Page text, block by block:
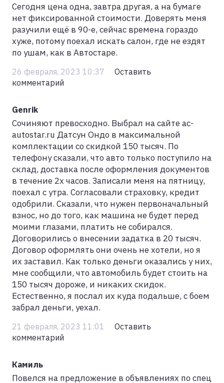
Сегодня цена одна, завтра другая, а на бумаге
нет фиксированной стоимости. Доверять меня
разучили ещё в 90-е, сейчас времена гораздо
хуже, потому поехал искать салон, где не ездят
по ушам, как в Автостаре.
26 февраля, 2023 10:37
Оставить
комментарий
Genrik
Сочиняют превосходно. Выбрал на сайте ac-
autostar.ru Датсун Ондо в максимальной
комплектации со скидкой 150 тысяч. По
телефону сказали, что авто только поступило на
склад, доставка после оформления документов
в течение 2х часов. Записали меня на пятницу,
поехал с утра. Согласовали страховку, кредит
одобрили. Сказали, что нужен первоначальный
взнос, но до того, как машина не будет перед
моими глазами, платить не собирался.
Договорились о внесении задатка в 20 тысяч.
Договор оформлять они очень не хотели, но я
их заставил. Как только деньги оказались у них,
мне сообщили, что автомобиль будет стоить на
150 тысяч дороже, и никаких скидок.
Естественно, я послал их куда подальше, с боем
забрал деньги, уехал.
21 февраля, 2023 11:01
Оставить
комментарий
Камиль
Повелся на предложение в объявлениях по спец